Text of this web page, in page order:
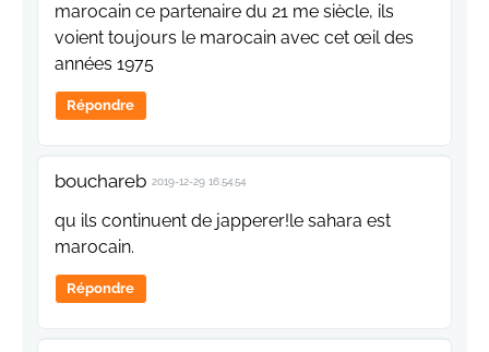
marocain ce partenaire du 21 me siècle, ils
voient toujours le marocain avec cet œil des
années 1975
Répondre
bouchareb 2019-12-29 16:54:54
qu ils continuent de japperer!le sahara est
marocain.
Répondre